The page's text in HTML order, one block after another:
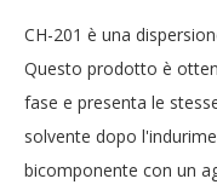
CH-201 è una
Questo prodotto è
fase e presenta le
solvente dopo
bicomponente con un